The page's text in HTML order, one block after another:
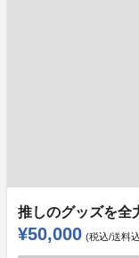
推しのグッズを全
¥50,000 (税込/送料